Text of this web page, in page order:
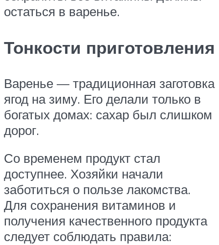
остаться в варенье.
Тонкости приготовления
Варенье — традиционная заготовка
ягод на зиму. Его делали только в
богатых домах: сахар был слишком
дорог.
Со временем продукт стал
доступнее. Хозяйки начали
заботиться о пользе лакомства.
Для сохранения витаминов и
получения качественного продукта
следует соблюдать правила: